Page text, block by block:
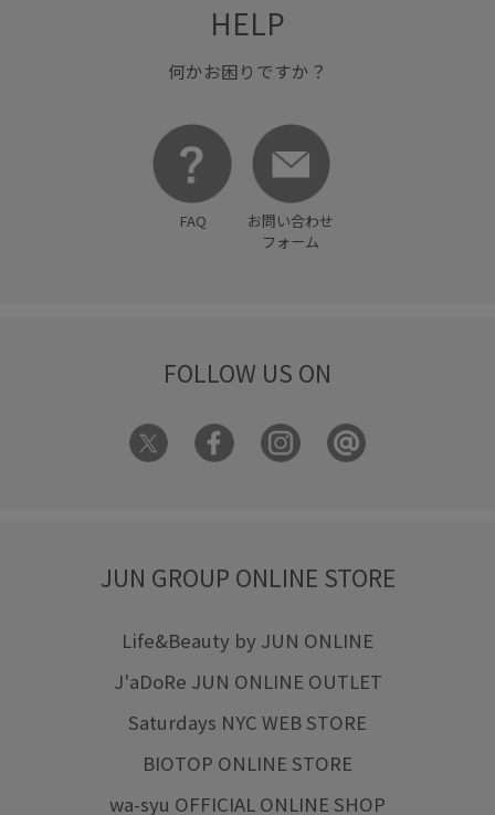
HELP
何かお困りですか？
FAQ
お問い合わせ
フォーム
FOLLOW US ON
JUN GROUP ONLINE STORE
Life&Beauty by JUN ONLINE
J'aDoRe JUN ONLINE OUTLET
Saturdays NYC WEB STORE
BIOTOP ONLINE STORE
wa-syu OFFICIAL ONLINE SHOP